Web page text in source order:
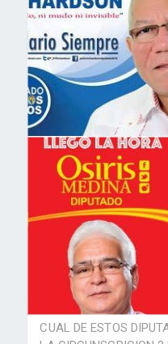
CUAL DE ESTOS